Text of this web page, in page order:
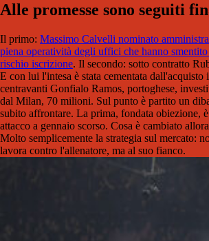
Alle promesse sono seguiti
Il primo: Massimo Calvelli nominato
piena operatività degli uffici che hanno
rischio iscrizione. Il secondo: sotto contratto
E con lui l'intesa è stata cementata dall'acquisto
centravanti Gonfialo Ramos, portoghese,
dal Milan, 70 milioni. Sul punto è partito un
subito affrontare. La prima, fondata obiezione,
attacco a gennaio scorso. Cosa è cambiato
Molto semplicemente la strategia sul mercato:
lavora contro l'allenatore, ma al suo fianco.